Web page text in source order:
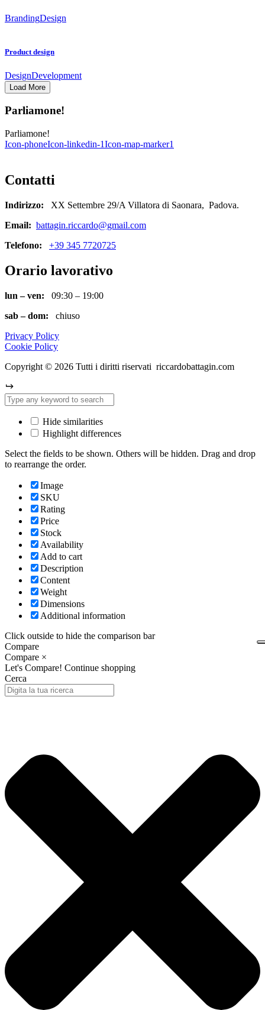
BrandingDesign
Product design
DesignDevelopment
Load More
Parliamone!
Parliamone!
Icon-phoneIcon-linkedin-1Icon-map-marker1
Contatti
Indirizzo:
XX Settembre 29/A Villatora di Saonara, Padova.
Email: battagin.riccardo@gmail.com
Telefono:
+39 345 7720725
Orario lavorativo
lun – ven:
09:30 – 19:00
sab – dom:
chiuso
Privacy Policy
Cookie Policy
Copyright © 2026 Tutti i diritti riservati riccardobattagin.com
Hide similarities
Highlight differences
Select the fields to be shown. Others will be hidden. Drag and drop
to rearrange the order.
Image
SKU
Rating
Price
Stock
Availability
Add to cart
Description
Content
Weight
Dimensions
Additional information
Click outside to hide the comparison bar
Compare
Compare ×
Let's Compare! Continue shopping
Cerca